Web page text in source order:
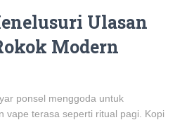
Ulasan
Modern
ponsel menggoda untuk
vape terasa seperti ritual pagi. Kopi